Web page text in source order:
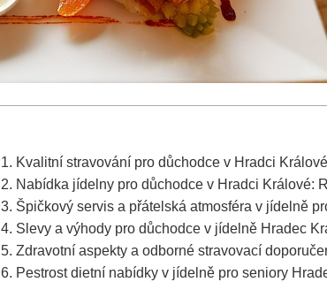
1. Kvalitní stravování pro důchodce v Hradci
2. Nabídka jídelny pro důchodce v Hradci Králové:
3. Špičkový servis a přátelská atmosféra v jídelně
4. Slevy a výhody pro důchodce v jídelně Hradec
5. Zdravotní aspekty a odborné stravovací
6. Pestrost dietní nabídky v jídelně pro seniory